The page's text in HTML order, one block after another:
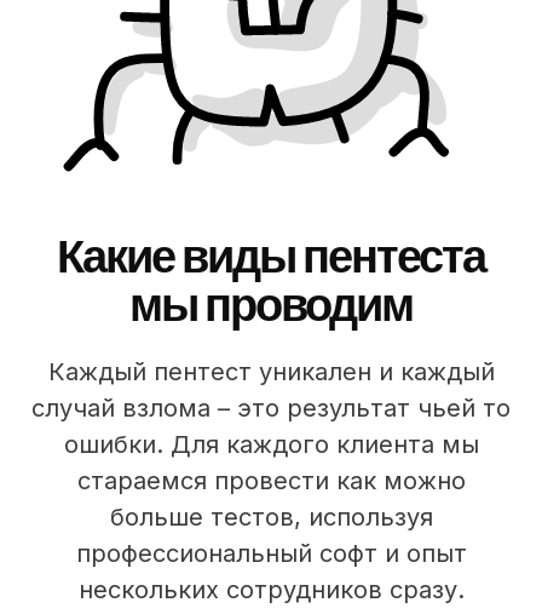
Какие виды пентеста
мы проводим
Каждый пентест уникален и каждый
случай взлома – это результат чьей то
ошибки. Для каждого клиента мы
стараемся провести как можно
больше тестов, используя
профессиональный софт и опыт
нескольких сотрудников сразу.